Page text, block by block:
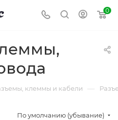
0
клеммы и кабели —
По умолчанию (убывание)